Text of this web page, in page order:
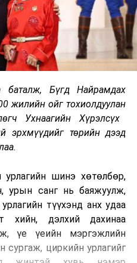
баталж, Бүгд Найрамдах
жилийн ойг тохиолдуулан
Ухнаагийн Хүрэлсүх
эрхмүүдийг төрийн дээд
шинэ хөтөлбөр,
урын санг нь баяжуулж,
түүхэнд анх удаа
хийн, дэлхий дахинаа
үе үеийн мэргэжлийн
сургаж, циркийн урлагийг